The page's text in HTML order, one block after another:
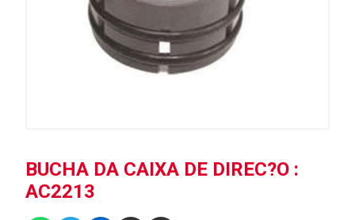
BUCHA DA CAIXA DE DIREC?O :
AC2213